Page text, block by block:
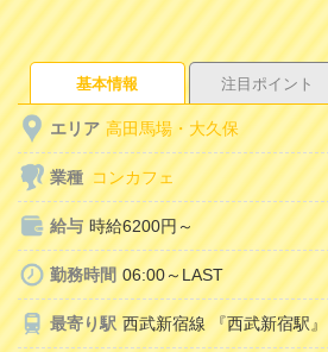
基本情報 注目ポイント
エリア 高田馬場・大久保
業種 コンカフェ
給与 時給6200円～
勤務時間 06:00～LAST
最寄り駅 西武新宿線 『西武新宿駅』